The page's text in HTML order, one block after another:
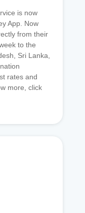
is now
App. Now
from their
to the
Sri Lanka,
rates and
more, click